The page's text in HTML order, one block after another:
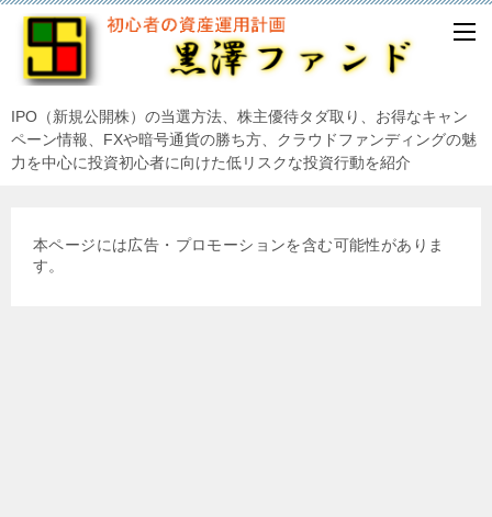
IPO（新規公開株）の当選方法、株主優待タダ取り、お得なキャン
ペーン情報、FXや暗号通貨の勝ち方、クラウドファンディングの魅
力を中心に投資初心者に向けた低リスクな投資行動を紹介
本ページには広告・プロモーションを含む可能性がありま
す。